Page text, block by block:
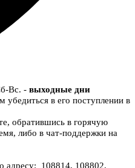
Вс. - выходные дни
убедиться в его поступлении в
обратившись в горячую
либо в чат-поддержки на
адресу: 108814, 108802,